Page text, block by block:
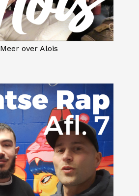
Meer over Alois